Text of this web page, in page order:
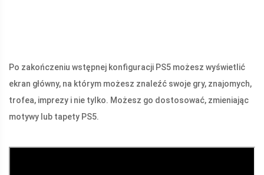
Po zakończeniu wstępnej konfiguracji PS5 możesz wyświetlić
ekran główny, na którym możesz znaleźć swoje gry, znajomych,
trofea, imprezy i nie tylko. Możesz go dostosować, zmieniając
motywy lub tapety PS5.